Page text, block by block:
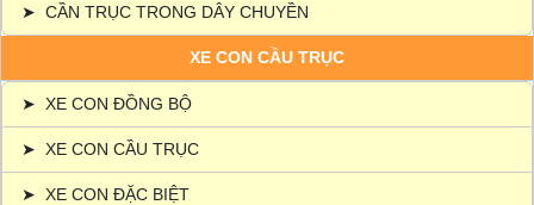
➤ CẦN TRỤC TRONG DÂY CHUYỀN
XE CON CẦU TRỤC
➤ XE CON ĐỒNG BỘ
➤ XE CON CẦU TRỤC
➤ XE CON ĐẶC BIỆT